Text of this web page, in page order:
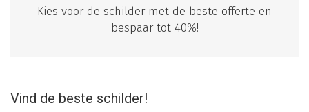
Kies voor de schilder met de beste offerte en
bespaar tot 40%!
Vind de beste schilder!